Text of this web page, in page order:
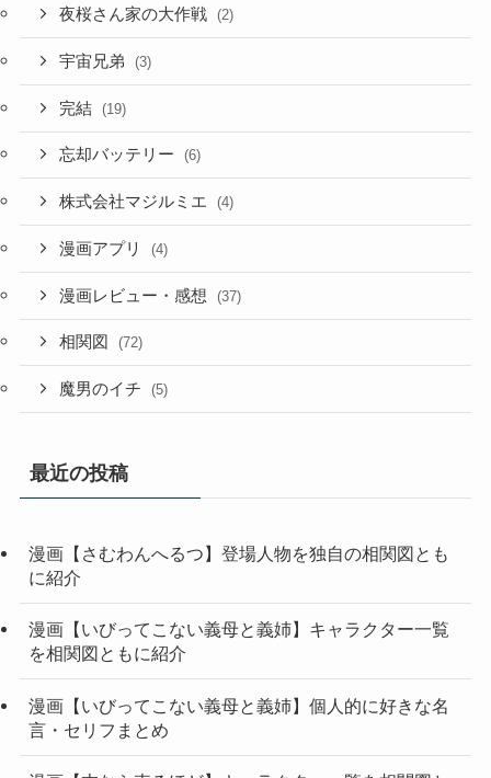
夜桜さん家の大作戦 (2)
宇宙兄弟 (3)
完結 (19)
忘却バッテリー (6)
株式会社マジルミエ (4)
漫画アプリ (4)
漫画レビュー・感想 (37)
相関図 (72)
魔男のイチ (5)
最近の投稿
漫画【さむわんへるつ】登場人物を独自の相関図とも
に紹介
漫画【いびってこない義母と義姉】キャラクター一覧
を相関図ともに紹介
漫画【いびってこない義母と義姉】個人的に好きな名
言・セリフまとめ